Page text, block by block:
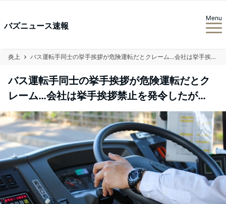
バズニュース速報
Menu
炎上 バス運転手同士の挙手挨拶が危険運転だとクレーム…会社は挙手挨拶禁止を発令したが…
バス運転手同士の挙手挨拶が危険運転だとク
レーム…会社は挙手挨拶禁止を発令したが…